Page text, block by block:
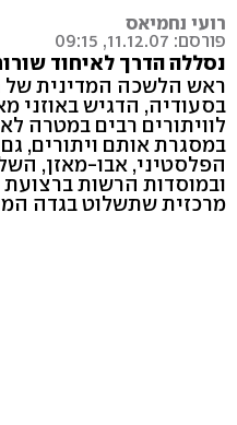
רועי נחמיאס
פורסם: 11.12.07, 09:15
נסללה הדרך לאיחוד
ראש הלשכה המדינית
בסעודיה, הדגיש באוזני
לוויתורים רבים במטרה
במסגרת אותם ויתורים,
הפלסטיני, אבו-מאזן,
ובמוסדות הרשות
מרכזית שתשלוט בגדה